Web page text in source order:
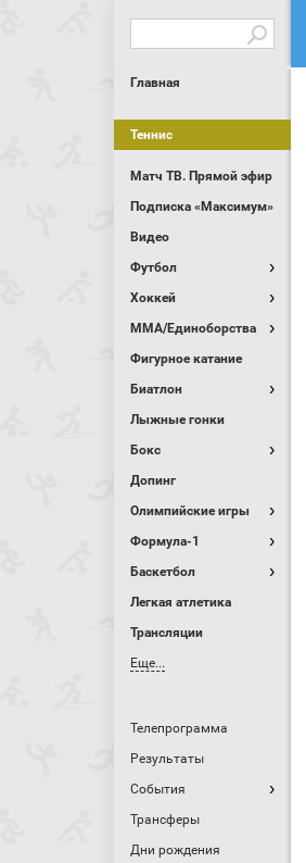
Главная
Теннис
Матч ТВ. Прямой эфир
Подписка «Максимум»
Видео
Футбол
Хоккей
MMA/Единоборства
Фигурное катание
Биатлон
Лыжные гонки
Бокс
Допинг
Олимпийские игры
Формула-1
Баскетбол
Легкая атлетика
Трансляции
Еще...
Телепрограмма
Результаты
События
Трансферы
Дни рождения